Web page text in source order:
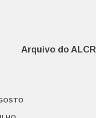
Arquivo do ALCR